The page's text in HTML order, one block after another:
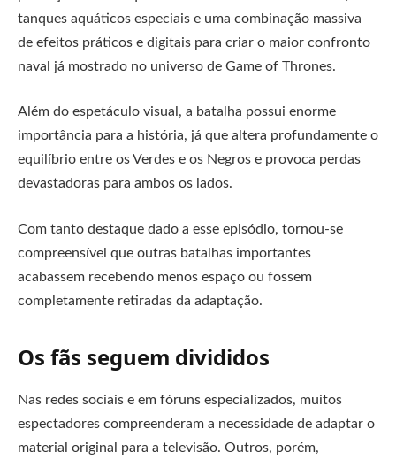
tanques aquáticos especiais e uma combinação massiva
de efeitos práticos e digitais para criar o maior confronto
naval já mostrado no universo de Game of Thrones.
Além do espetáculo visual, a batalha possui enorme
importância para a história, já que altera profundamente o
equilíbrio entre os Verdes e os Negros e provoca perdas
devastadoras para ambos os lados.
Com tanto destaque dado a esse episódio, tornou-se
compreensível que outras batalhas importantes
acabassem recebendo menos espaço ou fossem
completamente retiradas da adaptação.
Os fãs seguem divididos
Nas redes sociais e em fóruns especializados, muitos
espectadores compreenderam a necessidade de adaptar o
material original para a televisão. Outros, porém,